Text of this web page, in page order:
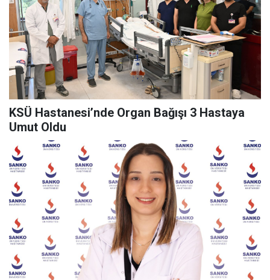
KSÜ Hastanesi’nde Organ Bağışı 3 Hastaya
Umut Oldu